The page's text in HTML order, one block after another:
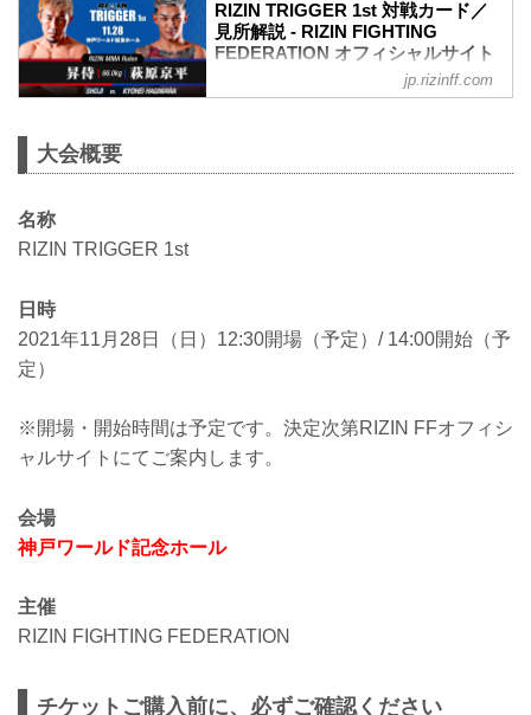
RIZIN TRIGGER 1st 対戦カード／
見所解説 - RIZIN FIGHTING
FEDERATION オフィシャルサイト
RIZINマッチメイク担当のチャーリーが対
前に是非チェックしておこう！
jp.rizinff.com
大会概要
名称
RIZIN TRIGGER 1st
日時
2021年11月28日（日）12:30開場（予定）/ 14:00開始（予
定）
※開場・開始時間は予定です。決定次第RIZIN FFオフィシ
ャルサイトにてご案内します。
会場
神戸ワールド記念ホール
主催
RIZIN FIGHTING FEDERATION
チケットご購入前に、必ずご確認ください